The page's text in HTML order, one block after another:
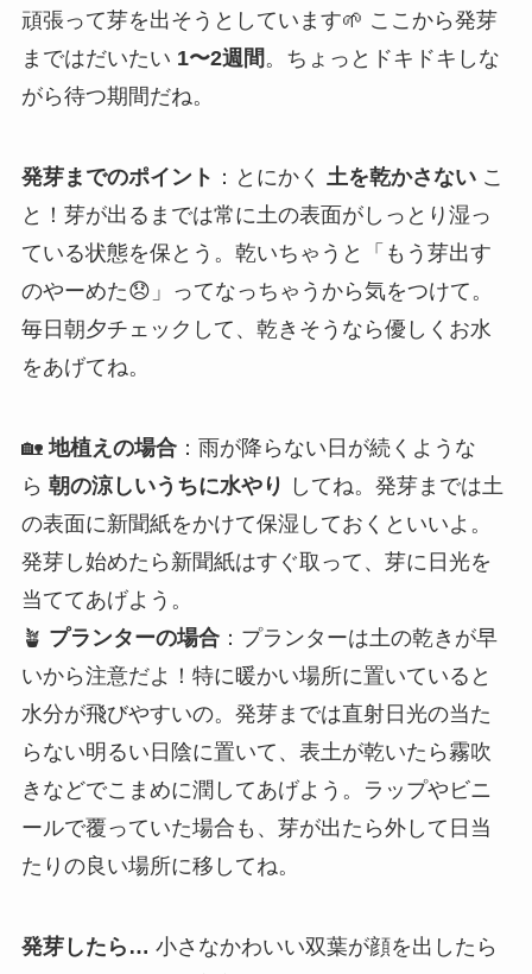
頑張って芽を出そうとしています🌱 ここから発芽
まではだいたい 1〜2週間。ちょっとドキドキしな
がら待つ期間だね。
発芽までのポイント ：とにかく 土を乾かさないこ
と！芽が出るまでは常に土の表面がしっとり湿っ
ている状態を保とう。乾いちゃうと「もう芽出す
のやーめた😞」ってなっちゃうから気をつけて。
毎日朝夕チェックして、乾きそうなら優しくお水
をあげてね。
🏡地植えの場合：雨が降らない日が続くような
ら 朝の涼しいうちに水やり してね。発芽までは土
の表面に新聞紙をかけて保湿しておくといいよ。
発芽し始めたら新聞紙はすぐ取って、芽に日光を
当ててあげよう。
🪴 プランターの場合：プランターは土の乾きが早
いから注意だよ！特に暖かい場所に置いていると
水分が飛びやすいの。発芽までは直射日光の当た
らない明るい日陰に置いて、表土が乾いたら霧吹
きなどでこまめに潤してあげよう。ラップやビニ
ールで覆っていた場合も、芽が出たら外して日当
たりの良い場所に移してね。
発芽したら… 小さなかわいい双葉が顔を出したら